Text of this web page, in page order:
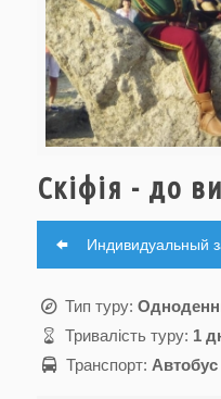
Скіфія - до
Индивидуальный
Тип туру:
Тривалість туру: 1
Транспорт: Автобус